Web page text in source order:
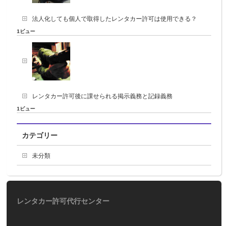
法人化しても個人で取得したレンタカー許可は使用できる？
1ビュー
レンタカー許可後に課せられる掲示義務と記録義務
1ビュー
カテゴリー
未分類
レンタカー許可代行センター